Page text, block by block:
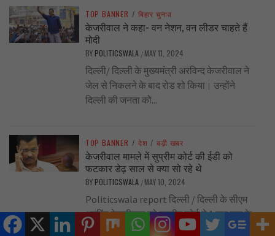
TOP BANNER / बिहार चुनाव
केजरीवाल ने कहा- वन नेशन, वन लीडर चाहते हैं
मोदी
BY POLITICSWALA / MAY 11, 2024
दिल्ली/ दिल्ली के मुख्यमंत्री अरविन्द केजरीवाल ने
जेल से निकलने के बाद रोड शो किया। उन्होंने
दिल्ली की जनता को...
TOP BANNER / देश / बड़ी खबर
केजरीवाल मामले में सुप्रीम कोर्ट की ईडी को
फटकार डेढ़ साल से क्या सो रहे थे
BY POLITICSWALA / MAY 10, 2024
Politicswala report दिल्ली / दिल्ली के सीएम
अरविंद केजरीवाल को सुप्रीम कोर्ट ने 1 जून तक के
लिए जमानत दे...